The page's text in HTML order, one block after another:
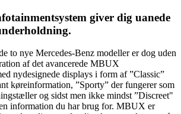
giver dig uanede
to nye Mercedes-Benz modeller er dog uden
af det avancerede MBUX
nydesignede displays i form af ”Classic”
køreinformation, ”Sporty” der fungerer som
og sidst men ikke mindst ”Discreet"
information du har brug for. MBUX er